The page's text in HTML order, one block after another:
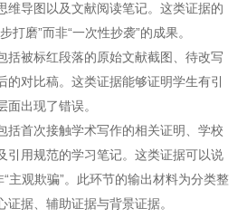
维导图以及文献阅读笔记。这类证据的
打磨”而非“一次性抄袭”的成果。
括被标红段落的原始文献截图、待改写
的对比稿。这类证据能够证明学生有引
面出现了错误。
括首次接触学术写作的相关证明、学校
引用规范的学习笔记。这类证据可以说
主观欺骗”。此环节的输出材料为分类整
据、辅助证据与背景证据。